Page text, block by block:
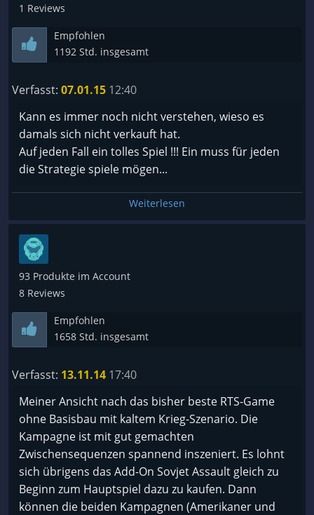
1 Reviews
Empfohlen
1192 Std. insgesamt
Verfasst: 07.01.15 12:40
Kann es immer noch nicht verstehen, wieso es
damals sich nicht verkauft hat.
Auf jeden Fall ein tolles Spiel !!! Ein muss für jeden
die Strategie spiele mögen...
Weiterlesen
93 Produkte im Account
8 Reviews
Empfohlen
1658 Std. insgesamt
Verfasst: 13.11.14 17:40
Meiner Ansicht nach das bisher beste RTS-Game
ohne Basisbau mit kaltem Krieg-Szenario. Die
Kampagne ist mit gut gemachten
Zwischensequenzen spannend inszeniert. Es lohnt
sich übrigens das Add-On Sovjet Assault gleich zu
Beginn zum Hauptspiel dazu zu kaufen. Dann
können die beiden Kampagnen (Amerikaner und